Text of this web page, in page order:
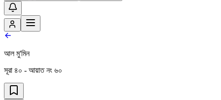
আল মু'মিন
সূরা ৪০ - আয়াত নং ৬০